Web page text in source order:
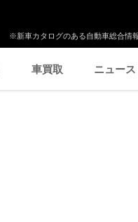
※新車カタログのある自動車総合情
車買取 ニュース